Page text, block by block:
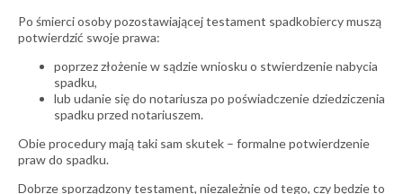
Po śmierci osoby pozostawiającej testament spadkobiercy muszą
potwierdzić swoje prawa:
poprzez złożenie w sądzie wniosku o stwierdzenie nabycia
spadku,
lub udanie się do notariusza po poświadczenie dziedziczenia
spadku przed notariuszem.
Obie procedury mają taki sam skutek – formalne potwierdzenie
praw do spadku.
Dobrze sporządzony testament, niezależnie od tego, czy będzie to